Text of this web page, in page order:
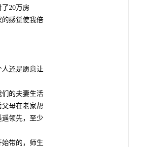
20万房
感觉使我倍
还是愿意让
的夫妻生活
母在老家帮
领先，至少
带的，师生